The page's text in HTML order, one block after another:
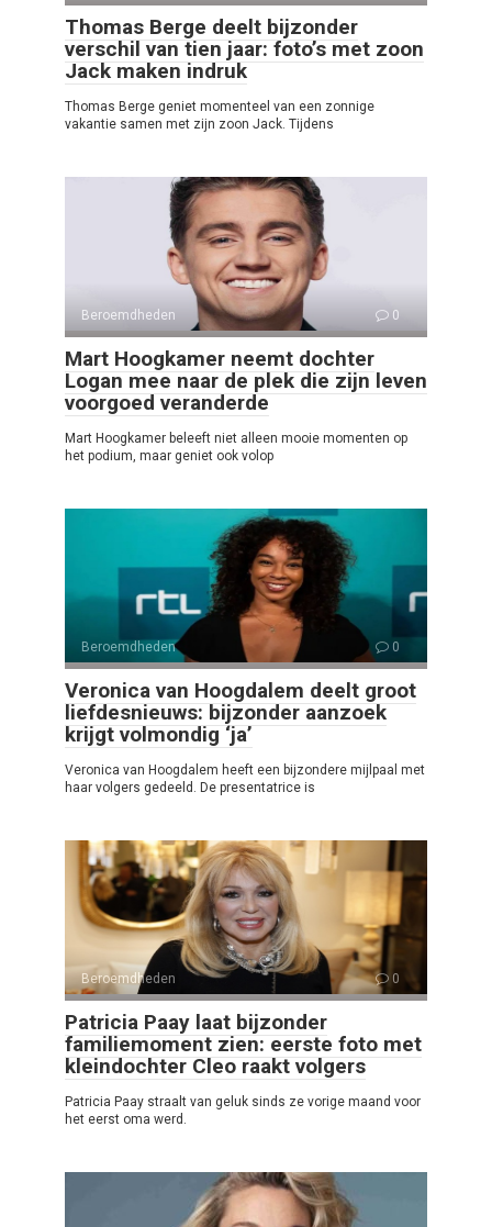
Thomas Berge deelt bijzonder
verschil van tien jaar: foto’s met zoon
Jack maken indruk
Thomas Berge geniet momenteel van een zonnige
vakantie samen met zijn zoon Jack. Tijdens
Beroemdheden 0
Mart Hoogkamer neemt dochter
Logan mee naar de plek die zijn leven
voorgoed veranderde
Mart Hoogkamer beleeft niet alleen mooie momenten op
het podium, maar geniet ook volop
Beroemdheden 0
Veronica van Hoogdalem deelt groot
liefdesnieuws: bijzonder aanzoek
krijgt volmondig ‘ja’
Veronica van Hoogdalem heeft een bijzondere mijlpaal met
haar volgers gedeeld. De presentatrice is
Beroemdheden 0
Patricia Paay laat bijzonder
familiemoment zien: eerste foto met
kleindochter Cleo raakt volgers
Patricia Paay straalt van geluk sinds ze vorige maand voor
het eerst oma werd.